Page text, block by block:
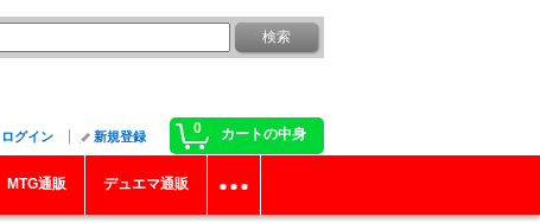
0 カートの中身
ログイン 新規登録
MTG通販 デュエマ通販